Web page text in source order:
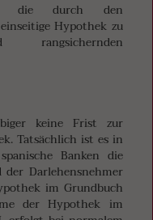
die durch den
Hypothek zu
keine Frist zur
Tatsächlich ist es in
Banken die
der Darlehensnehmer
im Grundbuch
der Hypothek im